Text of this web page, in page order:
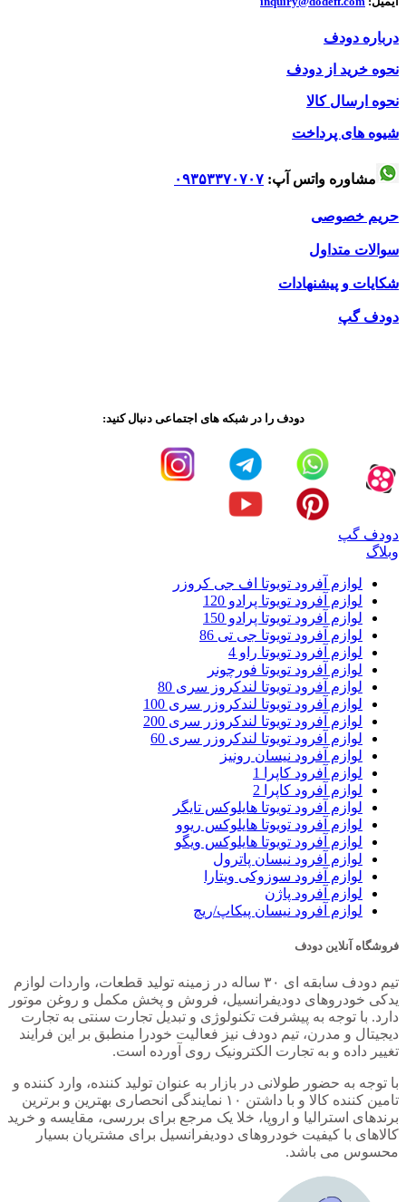
درباره دودف
نحوه خرید از دودف
نحوه ارسال کالا
شیوه های پرداخت
مشاوره واتس آپ: ۰۹۳۵۳۳۷۰۷۰۷
حریم خصوصی
سوالات متداول
شکایات و پیشنهادات
دودف گپ
دودف را در شبکه های اجتماعی دنبال کنید:
دودف گپ
وبلاگ
لوازم آفرود تویوتا اف جی کروزر
لوازم آفرود تویوتا پرادو 120
لوازم آفرود تویوتا پرادو 150
لوازم آفرود تویوتا جی تی 86
لوازم آفرود تویوتا راو 4
لوازم آفرود تویوتا فورچونر
لوازم آفرود تویوتا لندکروز سری 80
لوازم آفرود تویوتا لندکروزر سری 100
لوازم آفرود تویوتا لندکروزر سری 200
لوازم آفرود تویوتا لندکروزر سری 60
لوازم آفرود نیسان رونیز
لوازم آفرود کاپرا 1
لوازم آفرود کاپرا 2
لوازم آفرود تویوتا هایلوکس تایگر
لوازم آفرود تویوتا هایلوکس ریوو
لوازم آفرود تویوتا هایلوکس ویگو
لوازم آفرود نیسان پاترول
لوازم آفرود سوزوکی ویتارا
لوازم آفرود پاژن
لوازم آفرود نیسان پیکاپ/ریچ
فروشگاه آنلاین دودف
تیم دودف سابقه ای ۳۰ ساله در زمینه تولید قطعات، واردات لوازم
یدکی خودروهای دودیفرانسیل، فروش و پخش مکمل و روغن موتور
دارد. با توجه به پیشرفت تکنولوژی و تبدیل تجارت سنتی به تجارت
دیجیتال و مدرن، تیم دودف نیز فعالیت خودرا منطبق بر این فرایند
تغییر داده و به تجارت الکترونیک روی آورده است.
با توجه به حضور طولانی در بازار به عنوان تولید کننده، وارد کننده و
تامین کننده کالا و با داشتن ۱۰ نمایندگی انحصاری بهترین و برترین
برندهای استرالیا و اروپا، خلا یک مرجع برای بررسی، مقایسه و خرید
کالاهای با کیفیت خودروهای دودیفرانسیل برای مشتریان بسیار
محسوس می باشد.